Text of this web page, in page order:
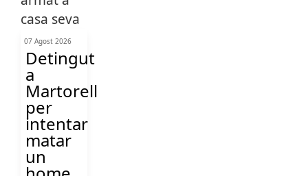
07 Agost 2026
Detingut
a
Martorell
per
intentar
matar
un